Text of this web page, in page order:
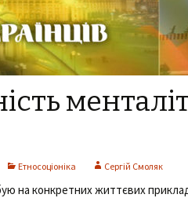
Етносоціоніка Сергій Смоляк
на конкретних життєвих